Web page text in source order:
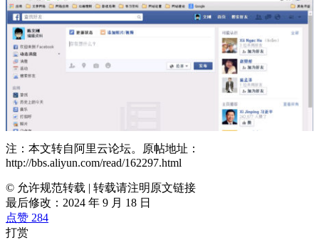
注：本文转自阿里云论坛。原帖地址：
http://bbs.aliyun.com/read/162297.html
© 允许规范转载 | 转载请注明原文链接
最后修改：2024 年 9 月 18 日
点赞 284
打赏